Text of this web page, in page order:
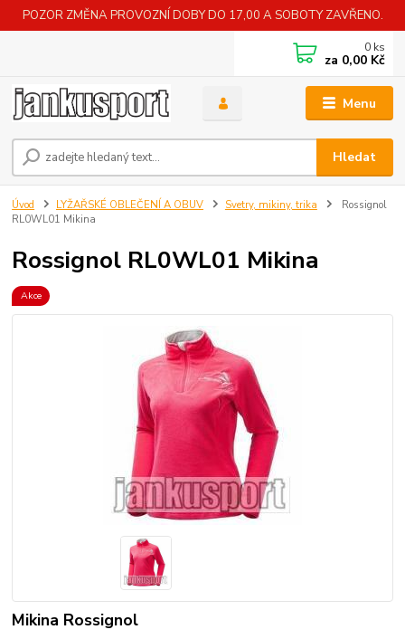
POZOR ZMĚNA PROVOZNÍ DOBY DO 17,00 A SOBOTY ZAVŘENO.
Menu
Hledat
0 ks
za 0,00 Kč
Úvod LYŽAŘSKÉ OBLEČENÍ A OBUV Svetry, mikiny, trika
Rossignol
RL0WL01 Mikina
Rossignol RL0WL01 Mikina
Akce
Mikina Rossignol